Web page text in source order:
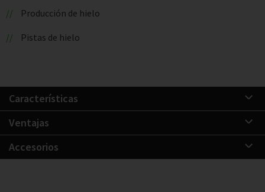
Producción de hielo
Pistas de hielo
Características
Ventajas
Accesorios